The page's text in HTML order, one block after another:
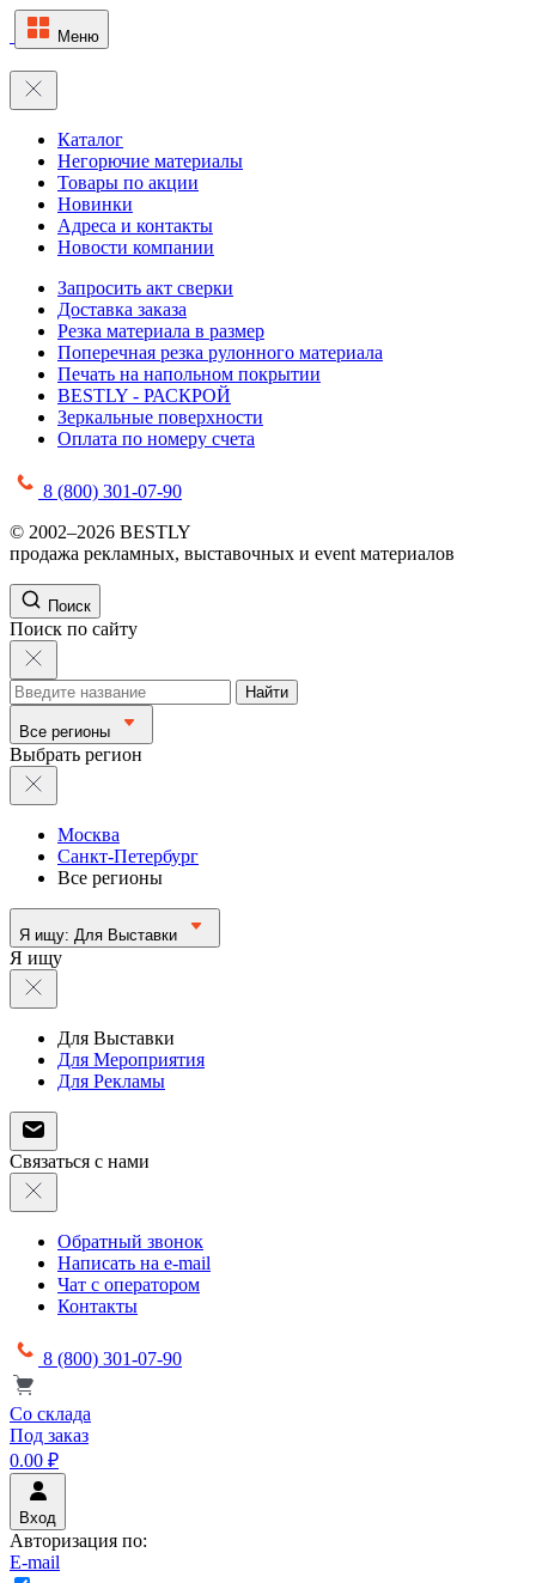
Меню
Каталог
Негорючие материалы
Товары по акции
Новинки
Адреса и контакты
Новости компании
Запросить акт сверки
Доставка заказа
Резка материала в размер
Поперечная резка рулонного материала
Печать на напольном покрытии
BESTLY - РАСКРОЙ
Зеркальные поверхности
Оплата по номеру счета
8 (800) 301-07-90
© 2002–2026 BESTLY
продажа рекламных, выставочных и event материалов
Поиск
Поиск по сайту
Найти
Все регионы
Выбрать регион
Москва
Санкт-Петербург
Все регионы
Я ищу: Для Выставки
Я ищу
Для Выставки
Для Мероприятия
Для Рекламы
Связаться с нами
Обратный звонок
Написать на e-mail
Чат с оператором
Контакты
8 (800) 301-07-90
Со склада
Под заказ
0.00 ₽
Вход
Авторизация по:
E-mail